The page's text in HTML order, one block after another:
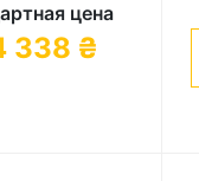
цена
338 ₴